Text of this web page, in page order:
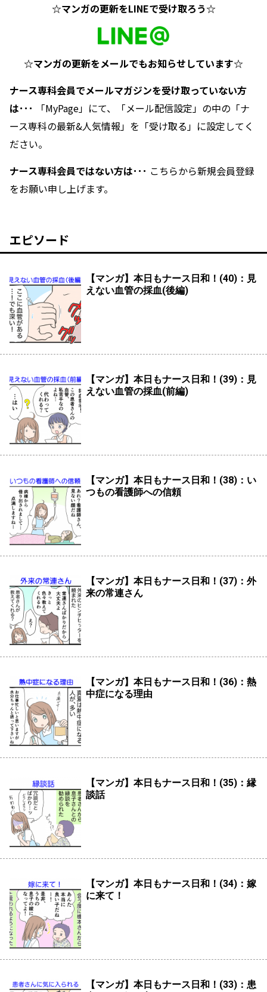
☆マンガの更新をLINEで受け取ろう☆
☆マンガの更新をメールでもお知らせしています☆
ナース専科会員でメールマガジンを受け取っていない方
は･･･
「MyPage」にて、「メール配信設定」の中の「ナ
ース専科の最新&人気情報」を「受け取る」に設定してく
ださい。
ナース専科会員ではない方は･･･ こちらから新規会員登録
をお願い申し上げます。
エピソード
【マンガ】本日もナース日和！(40)：見
えない血管の採血(後編)
【マンガ】本日もナース日和！(39)：見
えない血管の採血(前編)
【マンガ】本日もナース日和！(38)：い
つもの看護師への信頼
【マンガ】本日もナース日和！(37)：外
来の常連さん
【マンガ】本日もナース日和！(36)：熱
中症になる理由
【マンガ】本日もナース日和！(35)：縁
談話
【マンガ】本日もナース日和！(34)：嫁
に来て！
【マンガ】本日もナース日和！(33)：患